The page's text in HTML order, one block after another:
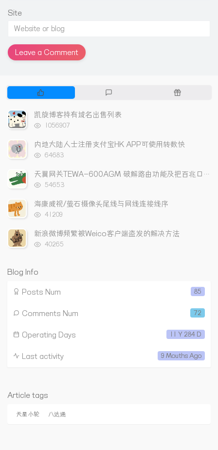
Site
Leave a Comment
P
o
p
u
a
r
r
t
c
l
s
t
t
m
n
R
m
t
凯旋博客持有域名出售列表
浏
次
数:
1056907
内地大陆人士注册支付宝HK APP可使用转数快
浏
次
数:
64683
天翼网关TEWA-600AGM 破解路由功能及把百兆口改成上网口
浏
次
数:
54653
海康威视/萤石摄像头尾线与网线连接线序
浏
次
数:
41209
新浪微博频繁被Weico客户端盗发的解决方法
浏
40265
Blog Info
85
Posts Num
72
Comments Num
11 Y 284 D
Operating Days
9 Mouths Ago
Last activity
Article tags
天星小轮 八达通